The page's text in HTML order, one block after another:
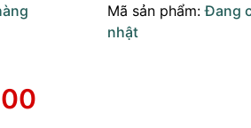
Mã sản phẩm: Đang
nhật